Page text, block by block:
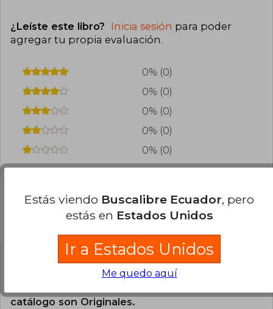
¿Leíste este libro? Inicia sesión para poder
agregar tu propia evaluación.
0% (0)
0% (0)
0% (0)
0% (0)
0% (0)
Preguntas frecuentes sobre el libro
¿El libro es original?
catálogo son Originales.
Estás viendo Buscalibre Ecuador, pero
estás en Estados Unidos
Ir a Estados Unidos
Me quedo aquí